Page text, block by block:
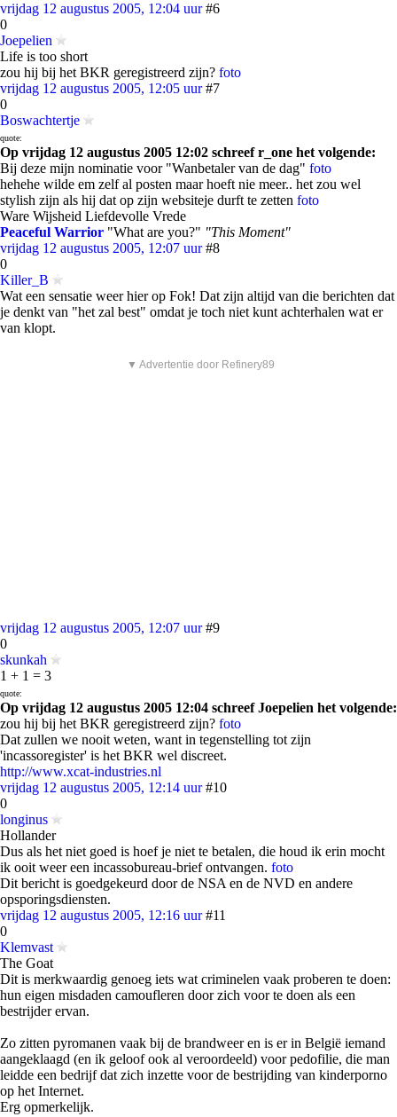
vrijdag 12 augustus 2005, 12:04 uur #6
0
Joepelien
Life is too short
zou hij bij het BKR geregistreerd zijn? foto
vrijdag 12 augustus 2005, 12:05 uur #7
0
Boswachtertje
quote:
Op vrijdag 12 augustus 2005 12:02 schreef r_one het volgende:
Bij deze mijn nominatie voor "Wanbetaler van de dag" foto
hehehe wilde em zelf al posten maar hoeft nie meer.. het zou wel
stylish zijn als hij dat op zijn websiteje durft te zetten foto
Ware Wijsheid Liefdevolle Vrede
Peaceful Warrior "What are you?" "This Moment"
vrijdag 12 augustus 2005, 12:07 uur #8
0
Killer_B
Wat een sensatie weer hier op Fok! Dat zijn altijd van die berichten dat
je denkt van "het zal best" omdat je toch niet kunt achterhalen wat er
van klopt.
▼ Advertentie door Refinery89
vrijdag 12 augustus 2005, 12:07 uur #9
0
skunkah
1 + 1 = 3
quote:
Op vrijdag 12 augustus 2005 12:04 schreef Joepelien het volgende:
zou hij bij het BKR geregistreerd zijn? foto
Dat zullen we nooit weten, want in tegenstelling tot zijn
'incassoregister' is het BKR wel discreet.
http://www.xcat-industries.nl
vrijdag 12 augustus 2005, 12:14 uur #10
0
longinus
Hollander
Dus als het niet goed is hoef je niet te betalen, die houd ik erin mocht
ik ooit weer een incassobureau-brief ontvangen. foto
Dit bericht is goedgekeurd door de NSA en de NVD en andere
opsporingsdiensten.
vrijdag 12 augustus 2005, 12:16 uur #11
0
Klemvast
The Goat
Dit is merkwaardig genoeg iets wat criminelen vaak proberen te doen:
hun eigen misdaden camoufleren door zich voor te doen als een
bestrijder ervan.
Zo zitten pyromanen vaak bij de brandweer en is er in België iemand
aangeklaagd (en ik geloof ook al veroordeeld) voor pedofilie, die man
leidde een bedrijf dat zich inzette voor de bestrijding van kinderporno
op het Internet.
Erg opmerkelijk.